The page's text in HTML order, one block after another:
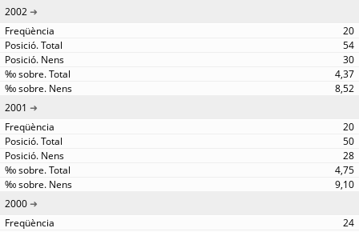
2002
20
54
30
4,37
8,52
2001
20
50
28
4,75
9,10
2000
24